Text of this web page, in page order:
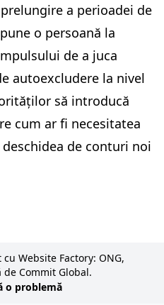
a perioadei de
o persoană la
de a juca
autoexcludere la nivel
să introducă
cum ar fi necesitatea
de conturi noi
Website Factory: ONG,
Commit Global.
o problemă